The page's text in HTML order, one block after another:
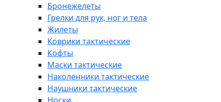
Бронежелеты
Грелки для рук, ног и тела
Жилеты
Коврики тактические
Кофты
Маски тактические
Наколенники тактические
Наушники тактические